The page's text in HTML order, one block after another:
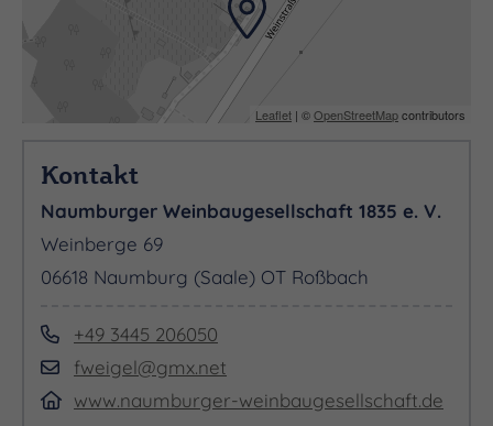
Leaflet | ©OpenStreetMapcontributors
Kontakt
Naumburger Weinbaugesellschaft 1835 e. V.
Weinberge 69
06618 Naumburg (Saale) OT Roßbach
+49 3445 206050
fweigel@gmx.net
www.naumburger-weinbaugesellschaft.de